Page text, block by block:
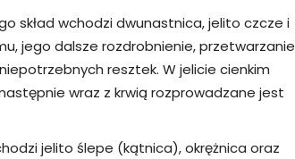
skład wchodzi dwunastnica, jelito czcze i
jego dalsze rozdrobnienie, przetwarzanie
resztek. W jelicie cienkim
wraz z krwią rozprowadzane jest
jelito ślepe (kątnica), okrężnica oraz